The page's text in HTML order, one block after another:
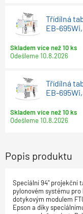
Třídílná
EB-
Skladem více než 10 ks
Odešleme10.8.2026
Třídílná
EB-
Skladem více než 10 ks
Odešleme10.8.2026
Popis produktu
Speciální 94" projekční
pylonovém systému
dotykovým modulem
Epson a díky